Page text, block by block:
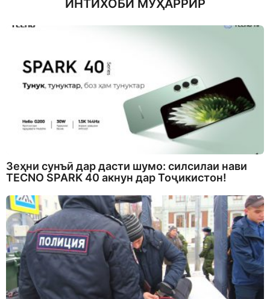
ИНТИХОБИ МУҲАРРИР
Зеҳни сунъӣ дар дасти шумо: силсилаи нави
TECNO SPARK 40 акнун дар Тоҷикистон!